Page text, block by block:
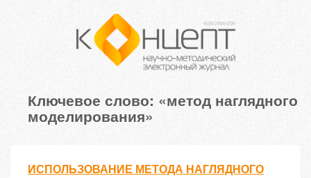
Ключевое слово: «метод наглядного
моделирования»
ИСПОЛЬЗОВАНИЕ МЕТОДА НАГЛЯДНОГО